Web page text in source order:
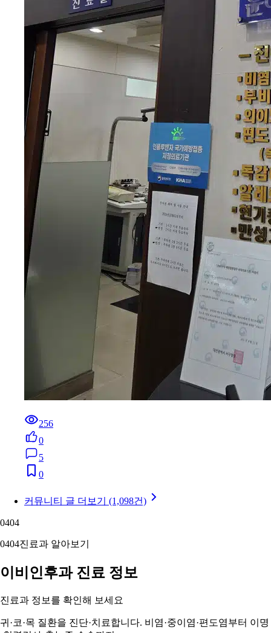
256
0
5
0
커뮤니티 글 더보기 (1,098건)
0404
0404진료과 알아보기
이비인후과 진료 정보
진료과 정보를 확인해 보세요
귀·코·목 질환을 진단·치료합니다. 비염·중이염·편도염부터 이명